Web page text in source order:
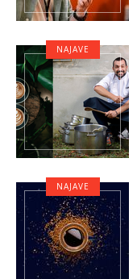
NAJAVE
NAJAVE